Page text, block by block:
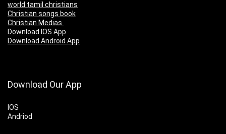
world tamil christians
Christian songs book
Christian Medias
Download IOS App
Download Android App
Download Our App
IOS
Andriod